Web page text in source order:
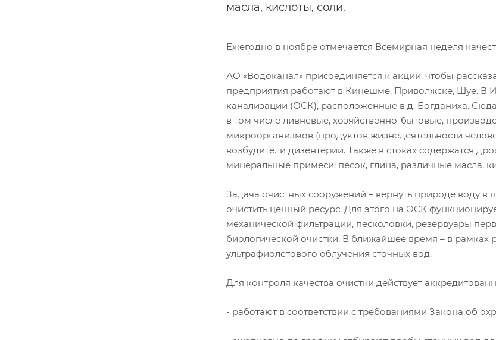
масла, кислоты, соли.
Ежегодно в ноябре отмечается Всемирная неделя
АО «Водоканал» присоединяется к акции, чтобы
предприятия работают в Кинешме, Приволжске, Шуе. В
канализации (ОСК), расположенные в д. Богданиха.
в том числе ливневые, хозяйственно-бытовые,
микроорганизмов (продуктов жизнедеятельности
возбудители дизентерии. Также в стоках содержатся
минеральные примеси: песок, глина, различные масла,
Задача очистных сооружений – вернуть природе воду в
очистить ценный ресурс. Для этого на ОСК
механической фильтрации, песколовки, резервуары
биологической очистки. В ближайшее время – в рамках
ультрафиолетового облучения сточных вод.
Для контроля качества очистки действует
- работают в соответствии с требованиями Закона об